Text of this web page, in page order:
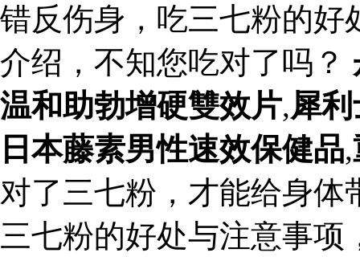
错反伤身，吃三七粉的好
介绍，不知您吃对了吗？
温和助勃增硬雙效片,犀
日本藤素男性速效保健品,
对了三七粉，才能给身
三七粉的好处与注意事